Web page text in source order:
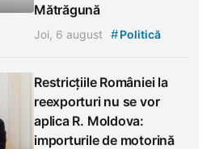
Mătrăgună
Joi, 6 august #Politică
Restricțiile României la
reexporturi nu se vor
aplica R. Moldova:
importurile de motorină